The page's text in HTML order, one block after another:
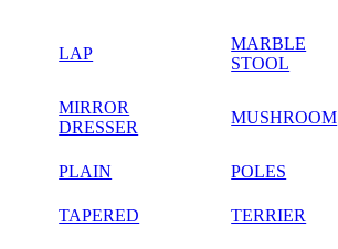
LAP
MARBLE
STOOL
MIRROR
DRESSER
MUSHROOM
PLAIN POLES
TAPERED TERRIER